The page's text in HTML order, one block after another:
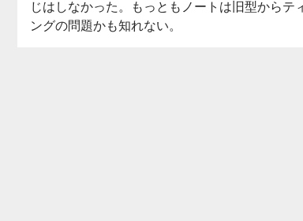
じはしなかった。もっともノートは旧型から
ングの問題かも知れない。